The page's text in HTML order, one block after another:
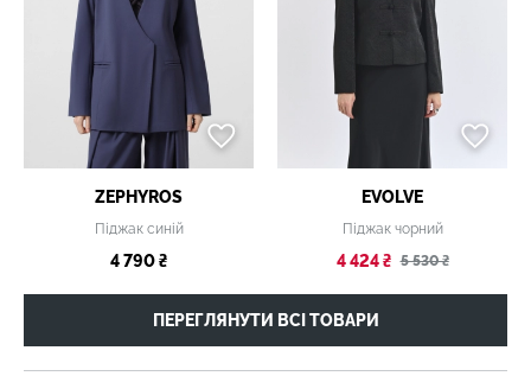
ZEPHYROS
Піджак синій
4 790 ₴
EVOLVE
Піджак чорний
4 424 ₴ 5 530 ₴
ПЕРЕГЛЯНУТИ ВСІ ТОВАРИ